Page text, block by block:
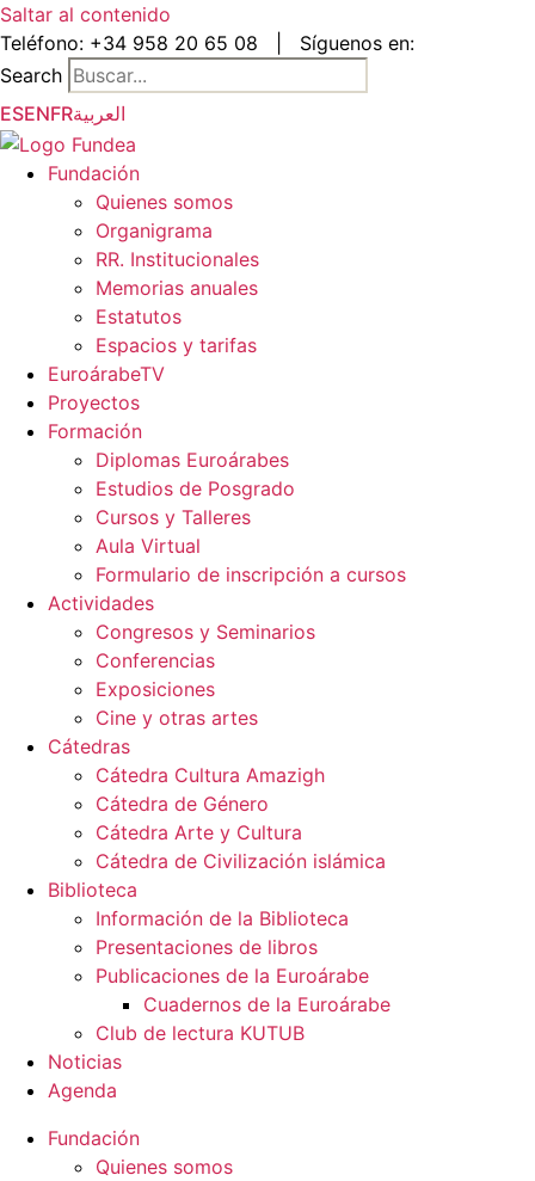
Saltar al contenido
Teléfono: +34 958 20 65 08
Síguenos en:
Search
ESENFRالعربية
Fundación
Quienes somos
Organigrama
RR. Institucionales
Memorias anuales
Estatutos
Espacios y tarifas
EuroárabeTV
Proyectos
Formación
Diplomas Euroárabes
Estudios de Posgrado
Cursos y Talleres
Aula Virtual
Formulario de inscripción a cursos
Actividades
Congresos y Seminarios
Conferencias
Exposiciones
Cine y otras artes
Cátedras
Cátedra Cultura Amazigh
Cátedra de Género
Cátedra Arte y Cultura
Cátedra de Civilización islámica
Biblioteca
Información de la Biblioteca
Presentaciones de libros
Publicaciones de la Euroárabe
Cuadernos de la Euroárabe
Club de lectura KUTUB
Noticias
Agenda
Fundación
Quienes somos